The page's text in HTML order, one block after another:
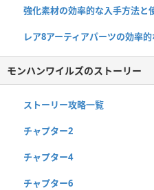
強化素材の効率的な入手方法と
レア8アーティアパーツの効率
モンハンワイルズのストーリー
ストーリー攻略一覧
チャプター2
チャプター4
チャプター6